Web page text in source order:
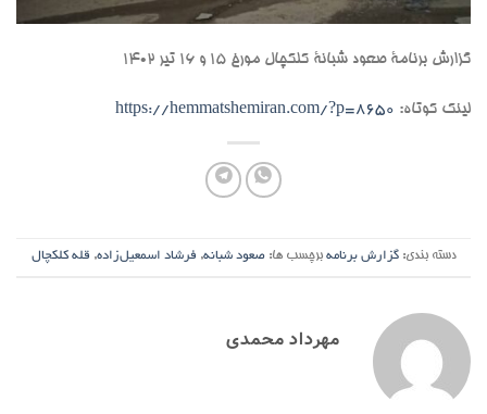
گزارش برنامۀ صعود شبانۀ کلکچال مورخ ۱۵ و ۱۶ تیر ۱۴۰۲
لینک کوتاه: https://hemmatshemiran.com/?p=8650
دسته بندی:گزارش برنامه برچسب ها:صعود شبانه, فرشاد اسمعیل‌زاده, قله کلکچال
مهرداد محمدی